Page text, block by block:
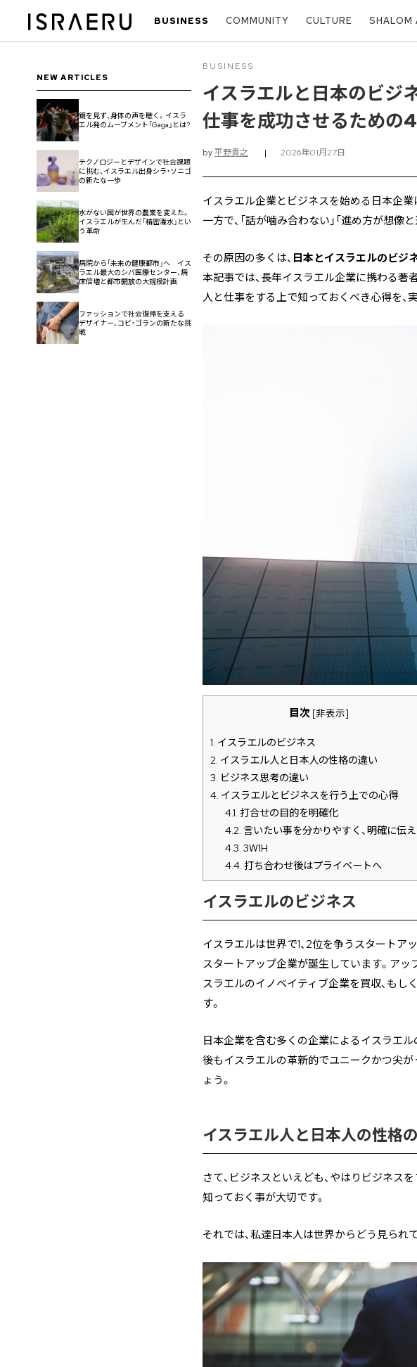
BUSINESS COMMUNITY CULTURE SHALOM
NEW ARTICLES
鏡を見ず、身体の声を聴く。イスラ
エル発のムーブメント「Gaga」とは?
テクノロジーとデザインで社会課題
に挑む、イスラエル出身シラ・ソニゴ
の新たな一歩
水がない国が世界の農業を変えた。
イスラエルが生んだ「精密潅水」とい
う革命
病院から「未来の健康都市」へ イス
ラエル最大のシバ医療センター、病
床倍増と都市開放の大規模計画
ファッションで社会復帰を支える
デザイナー、コビ・ゴランの新たな挑
戦
BUSINESS
イスラエルと日本のビジ
仕事を成功させるための
by平野貴之 | 2026年01月27日
イスラエル企業とビジネスを始める日本企業
一方で、「話が噛み合わない」「進め方が想像
その原因の多くは、 日本とイスラエルのビジ
本記事では、長年イスラエル企業に携わる著
人と仕事をする上で知っておくべき心得を、
目次 [非表示]
1. イスラエルのビジネス
2. イスラエル人と日本人の性格の違い
3. ビジネス思考の違い
4. イスラエルとビジネスを行う上での心得
4.1. 打合せの目的を明確化
4.2. 言いたい事を分かりやすく、明確に伝
4.3. 3W1H
4.4. 打ち合わせ後はプライベートへ
イスラエルのビジネス
イスラエルは世界で1、2位を争うスタート
スタートアップ企業が誕生しています。アッ
スラエルのイノベイティブ企業を買収、もし
す。
日本企業を含む多くの企業によるイスラエ
後もイスラエルの革新的でユニークかつ尖
ょう。
イスラエル人と日本人の性格
さて、ビジネスといえども、やはりビジネス
知っておく事が大切です。
それでは、私達日本人は世界からどう見られ